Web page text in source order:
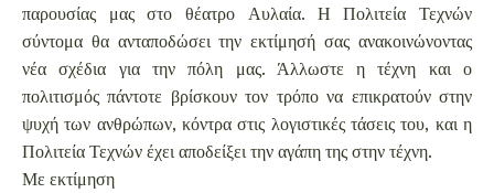
παρουσίας μας στο θέατρο Αυλαία. Η Πολιτεία Τεχνών
σύντομα θα ανταποδώσει την εκτίμησή σας ανακοινώνοντας
νέα σχέδια για την πόλη μας. Άλλωστε η τέχνη και ο
πολιτισμός πάντοτε βρίσκουν τον τρόπο να επικρατούν στην
ψυχή των ανθρώπων, κόντρα στις λογιστικές τάσεις του, και η
Πολιτεία Τεχνών έχει αποδείξει την αγάπη της στην τέχνη.
Με εκτίμηση